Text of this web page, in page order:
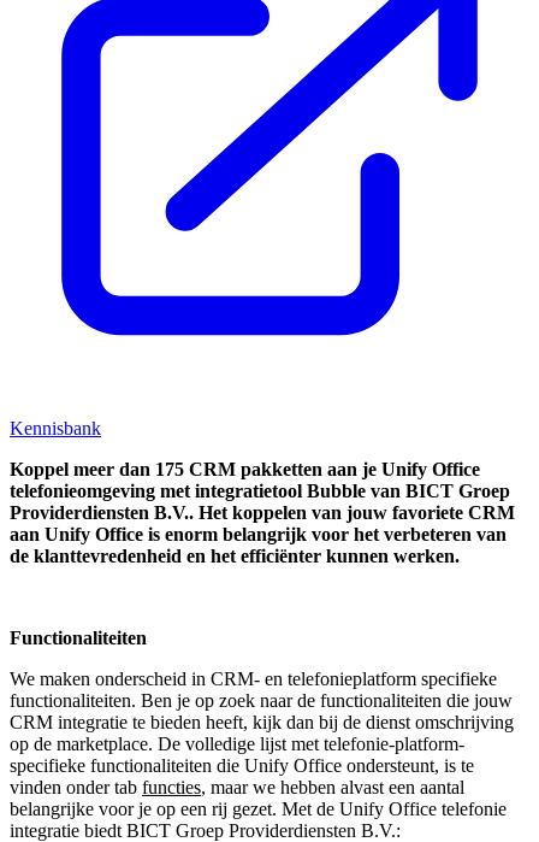
Kennisbank
Koppel meer dan 175 CRM pakketten aan je Unify Office
telefonieomgeving met integratietool Bubble van BICT Groep
Providerdiensten B.V.. Het koppelen van jouw favoriete CRM
aan Unify Office is enorm belangrijk voor het verbeteren van
de klanttevredenheid en het efficiënter kunnen werken.
Functionaliteiten
We maken onderscheid in CRM- en telefonieplatform specifieke
functionaliteiten. Ben je op zoek naar de functionaliteiten die jouw
CRM integratie te bieden heeft, kijk dan bij de dienst omschrijving
op de marketplace. De volledige lijst met telefonie-platform-
specifieke functionaliteiten die Unify Office ondersteunt, is te
vinden onder tab functies, maar we hebben alvast een aantal
belangrijke voor je op een rij gezet. Met de Unify Office telefonie
integratie biedt BICT Groep Providerdiensten B.V.: